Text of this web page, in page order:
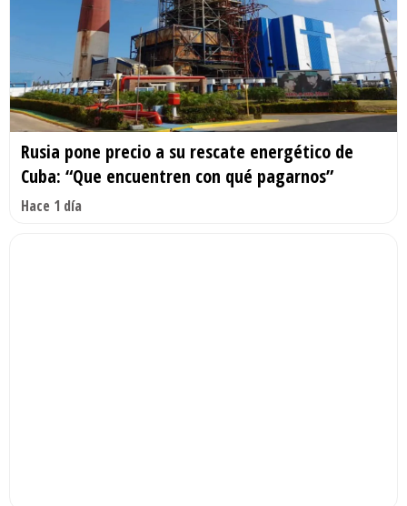
Rusia pone precio a su rescate energético de
Cuba: “Que encuentren con qué pagarnos”
Hace 1 día